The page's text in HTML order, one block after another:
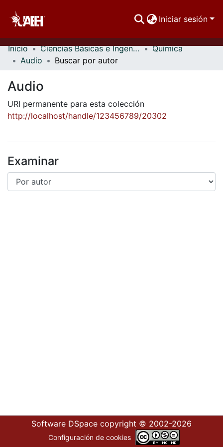
Iniciar sesión
Comunidades
Inicio Ciencias Básicas e Ingeniería
Química
Audio
Buscar por autor
Audio
URI permanente para esta colección
http://localhost/handle/123456789/20302
Examinar
Software DSpace copyright © 2002-2026
Configuración de cookies